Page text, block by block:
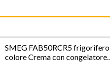
SMEG FAB50RCR5 frigorifero
colore Crema con congelatore